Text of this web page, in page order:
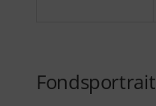
Fondsportrait